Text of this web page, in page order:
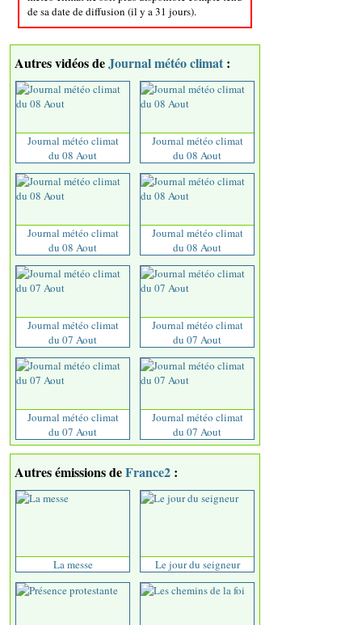
de sa date de diffusion (il y a 31 jours).
Autres vidéos deJournal météo climat :
Journal météo climat
du 08 Aout
Journal météo climat
du 08 Aout
Journal météo climat
du 08 Aout
Journal météo climat
du 08 Aout
Journal météo climat
du 07 Aout
Journal météo climat
du 07 Aout
Journal météo climat
du 07 Aout
Journal météo climat
du 07 Aout
Autres émissions deFrance2 :
La messe Le jour du seigneur